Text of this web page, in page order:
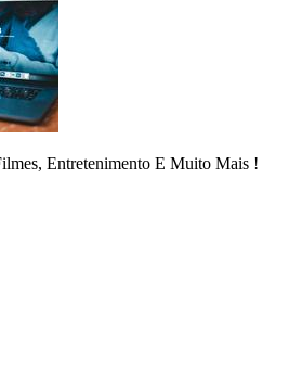
Entretenimento E Muito Mais !